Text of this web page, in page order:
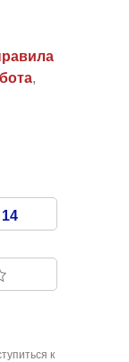
,
14
к